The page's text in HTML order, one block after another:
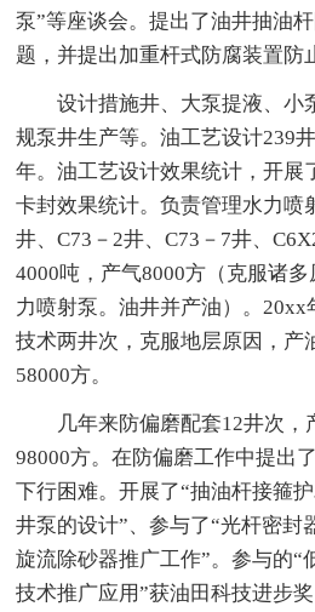
泵”等座谈会。提出了油井抽油
题，并提出加重杆式防腐装置防
设计措施井、大泵提液、小
规泵井生产等。油工艺设计239
年。油工艺设计效果统计，开展
卡封效果统计。负责管理水力喷
井、C73－2井、C73－7井、
4000吨，产气8000方（克服诸
力喷射泵。油井并产油）。
技术两井次，克服地层原因，产
58000方。
几年来防偏磨配套12井次，
98000方。在防偏磨工作中提出
下行困难。开展了“抽油杆接箍
井泵的设计”、参与了“光杆密封
旋流除砂器推广工作”。参与的“
技术推广应用”获油田科技进步